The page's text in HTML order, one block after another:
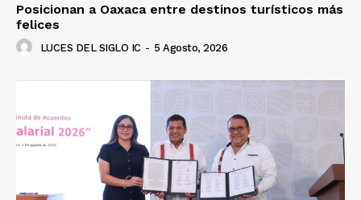
Posicionan a Oaxaca entre destinos turísticos más
felices
LUCES DEL SIGLO IC - 5 Agosto, 2026